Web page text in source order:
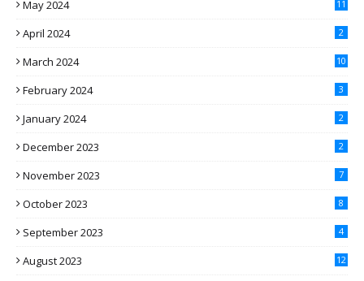
May 2024 11
April 2024 2
March 2024 10
February 2024 3
January 2024 2
December 2023 2
November 2023 7
October 2023 8
September 2023 4
August 2023 12